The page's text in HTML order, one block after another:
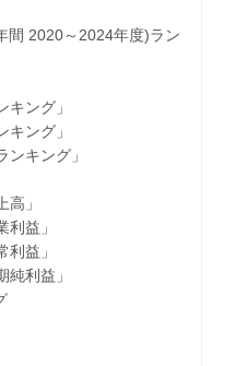
2020～2024年度)ラン
ング」
ング」
キング」
」
益」
益」
利益」